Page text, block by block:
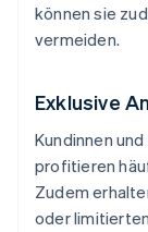
können sie
vermeiden.
Exklusive
Kundinnen
profitieren
Zudem
oder